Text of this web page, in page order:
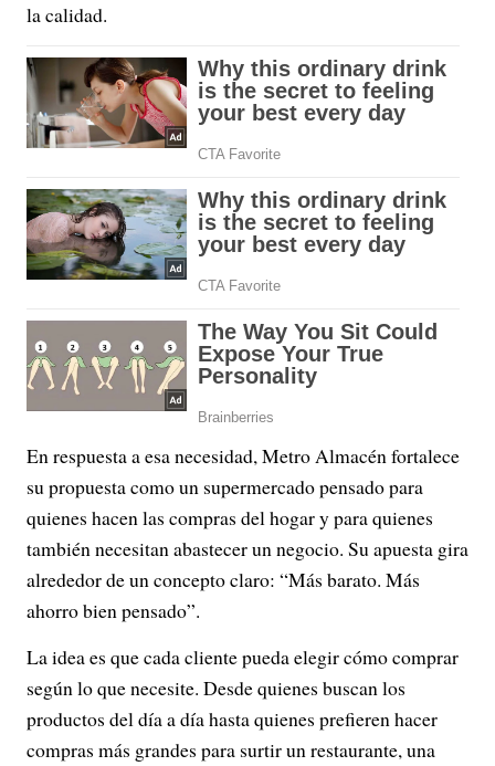
la calidad.
En respuesta a esa necesidad, Metro Almacén fortalece
su propuesta como un supermercado pensado para
quienes hacen las compras del hogar y para quienes
también necesitan abastecer un negocio. Su apuesta gira
alrededor de un concepto claro: “Más barato. Más
ahorro bien pensado”.
La idea es que cada cliente pueda elegir cómo comprar
según lo que necesite. Desde quienes buscan los
productos del día a día hasta quienes prefieren hacer
compras más grandes para surtir un restaurante, una